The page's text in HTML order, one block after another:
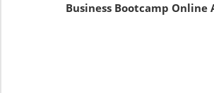
Business Bootcamp Online